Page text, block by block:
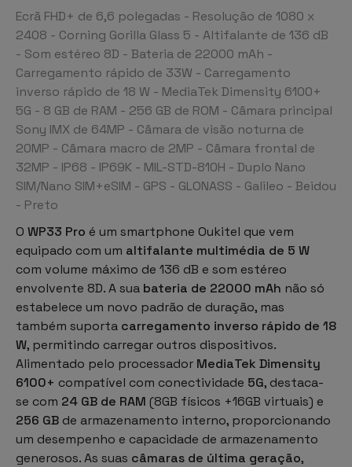
Ecrã FHD+ de 6,6 polegadas - Resolução de 1080 x
2408 - Corning Gorilla Glass 5 - Altifalante de 136 dB
- Som estéreo 8D - Bateria de 22000 mAh -
Carregamento rápido de 33W - Carregamento
inverso rápido de 18 W - MediaTek Dimensity 6100+
5G - 8 GB de RAM - 256 GB de ROM - Câmara principal
Sony IMX de 64MP - Câmara de visão noturna de
20MP - Câmara macro de 2MP - Câmara frontal de
32MP - IP68 - IP69K - MIL-STD-810H - Duplo Nano
SIM/Nano SIM+eSIM - GPS - GLONASS - Galileo - Beidou
- Preto
O WP33 Pro é um smartphone Oukitel que vem
equipado com um altifalante multimédia de 5 W
com volume máximo de 136 dB e som estéreo
envolvente 8D. A sua bateria de 22000 mAh não só
estabelece um novo padrão de duração, mas
também suporta carregamento inverso rápido de 18
W, permitindo carregar outros dispositivos.
Alimentado pelo processador MediaTek Dimensity
6100+ compatível com conectividade 5G, destaca-
se com 24 GB de RAM (8GB físicos +16GB virtuais) e
256 GB de armazenamento interno, proporcionando
um desempenho e capacidade de armazenamento
generosos. As suas câmaras de última geração,